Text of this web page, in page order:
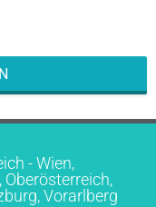
- Wien,
Vorarlberg